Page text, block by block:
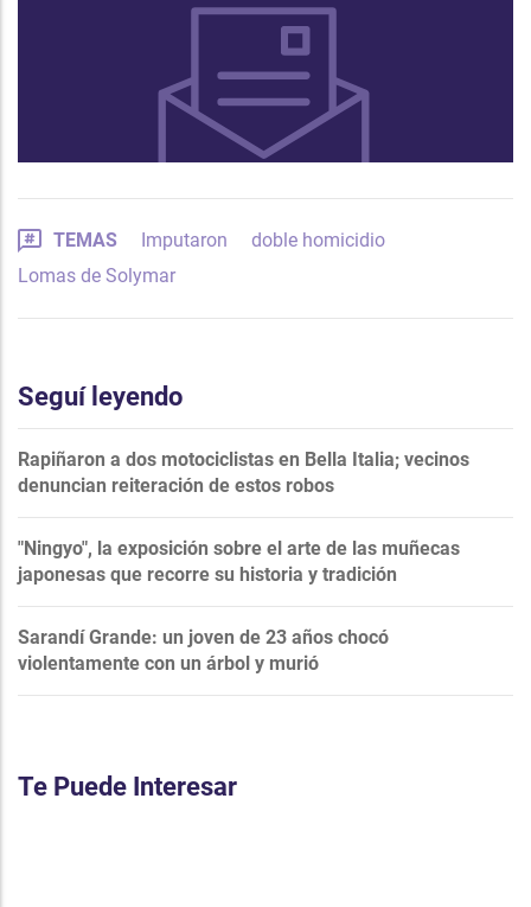
TEMAS Imputaron
doble homicidio
Lomas de Solymar
Seguí leyendo
Rapiñaron a dos motociclistas en Bella Italia; vecinos
denuncian reiteración de estos robos
"Ningyo", la exposición sobre el arte de las muñecas
japonesas que recorre su historia y tradición
Sarandí Grande: un joven de 23 años chocó
violentamente con un árbol y murió
Te Puede Interesar